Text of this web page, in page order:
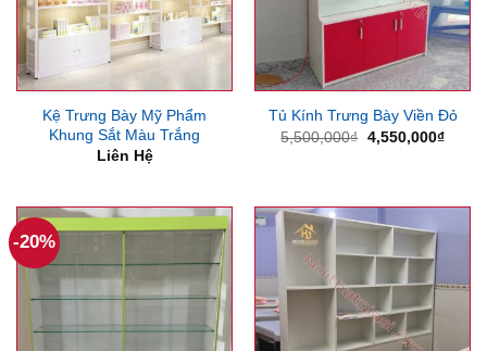
Kệ Trưng Bày Mỹ Phẩm
Khung Sắt Màu Trắng
Liên Hệ
Tủ Kính Trưng Bày Viền Đỏ
5,500,000₫ Giá
4,550,000₫Giá
-20%